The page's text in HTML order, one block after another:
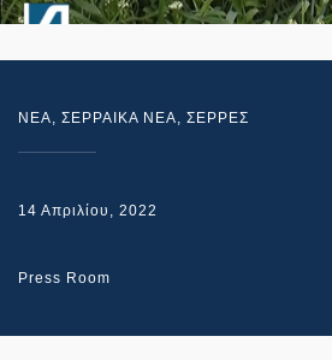
NEA, ΣΕΡΡΑΙΚΑ ΝΕΑ, ΣΕΡΡΕΣ
14 Απριλίου, 2022
Press Room